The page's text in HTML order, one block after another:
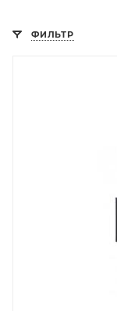
ФИЛЬТР